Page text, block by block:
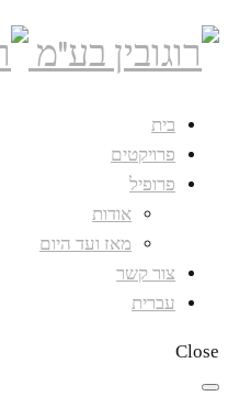
בית
פרויקטים
פרופיל
אודות
מאז ועד היום
צור קשר
עברית
Close